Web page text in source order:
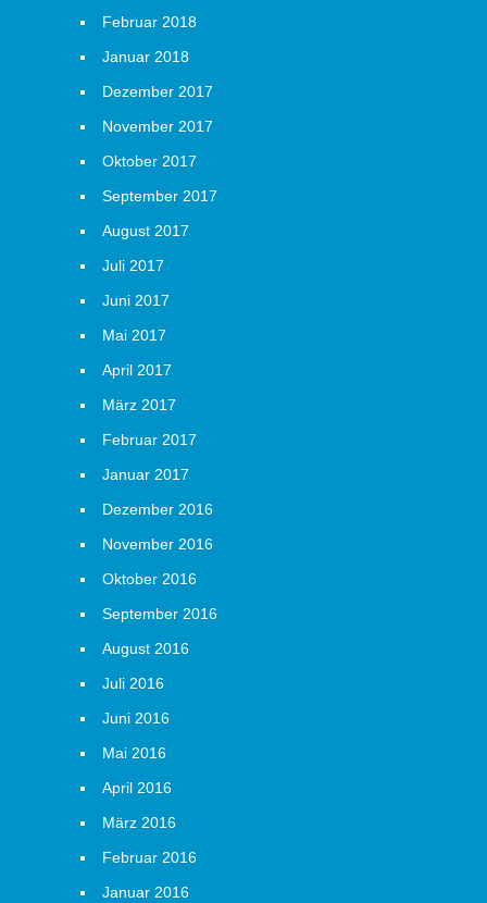
Februar 2018
Januar 2018
Dezember 2017
November 2017
Oktober 2017
September 2017
August 2017
Juli 2017
Juni 2017
Mai 2017
April 2017
März 2017
Februar 2017
Januar 2017
Dezember 2016
November 2016
Oktober 2016
September 2016
August 2016
Juli 2016
Juni 2016
Mai 2016
April 2016
März 2016
Februar 2016
Januar 2016